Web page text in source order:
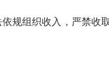
组织收入，严禁收